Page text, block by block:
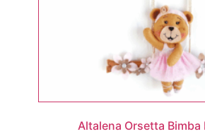
Altalena Orsetta Bimba